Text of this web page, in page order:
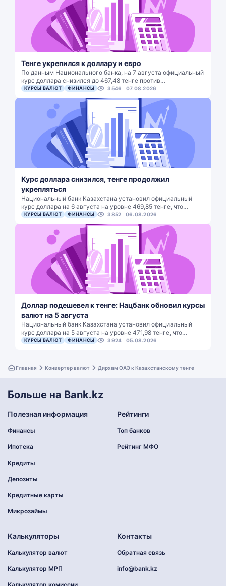
Тенге укрепился к доллару и евро
По данным Национального банка, на 7 августа официальный
курс доллара снизился до 467,48 тенге против…
КУРСЫ ВАЛЮТ ФИНАНСЫ 3546 07.08.2026
Курс доллара снизился, тенге продолжил
укрепляться
Национальный банк Казахстана установил официальный
курс доллара на 6 августа на уровне 469,85 тенге, что…
КУРСЫ ВАЛЮТ ФИНАНСЫ 3852 06.08.2026
Доллар подешевел к тенге: Нацбанк обновил курсы
валют на 5 августа
Национальный банк Казахстана установил официальный
курс доллара на 5 августа на уровне 471,98 тенге, что…
КУРСЫ ВАЛЮТ ФИНАНСЫ 3924 05.08.2026
Главная Конвертер валют Дирхам ОАЭ к Казахстанскому тенге
Больше на Bank.kz
Полезная информация
Финансы
Ипотека
Кредиты
Депозиты
Кредитные карты
Микрозаймы
Рейтинги
Топ банков
Рейтинг МФО
Калькуляторы
Калькулятор валют
Калькулятор МРП
Контакты
Обратная связь
info@bank.kz